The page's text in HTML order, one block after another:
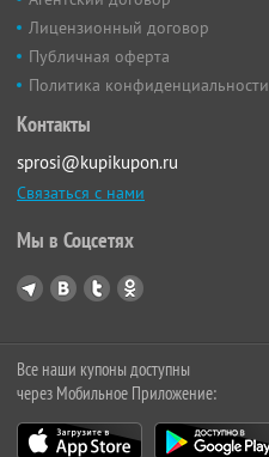
Лицензионный договор
Публичная оферта
Политика конфиденциальности
Контакты
sprosi@kupikupon.ru
Связаться с нами
Мы в Соцсетях
Все наши купоны доступны
через Мобильное Приложение: